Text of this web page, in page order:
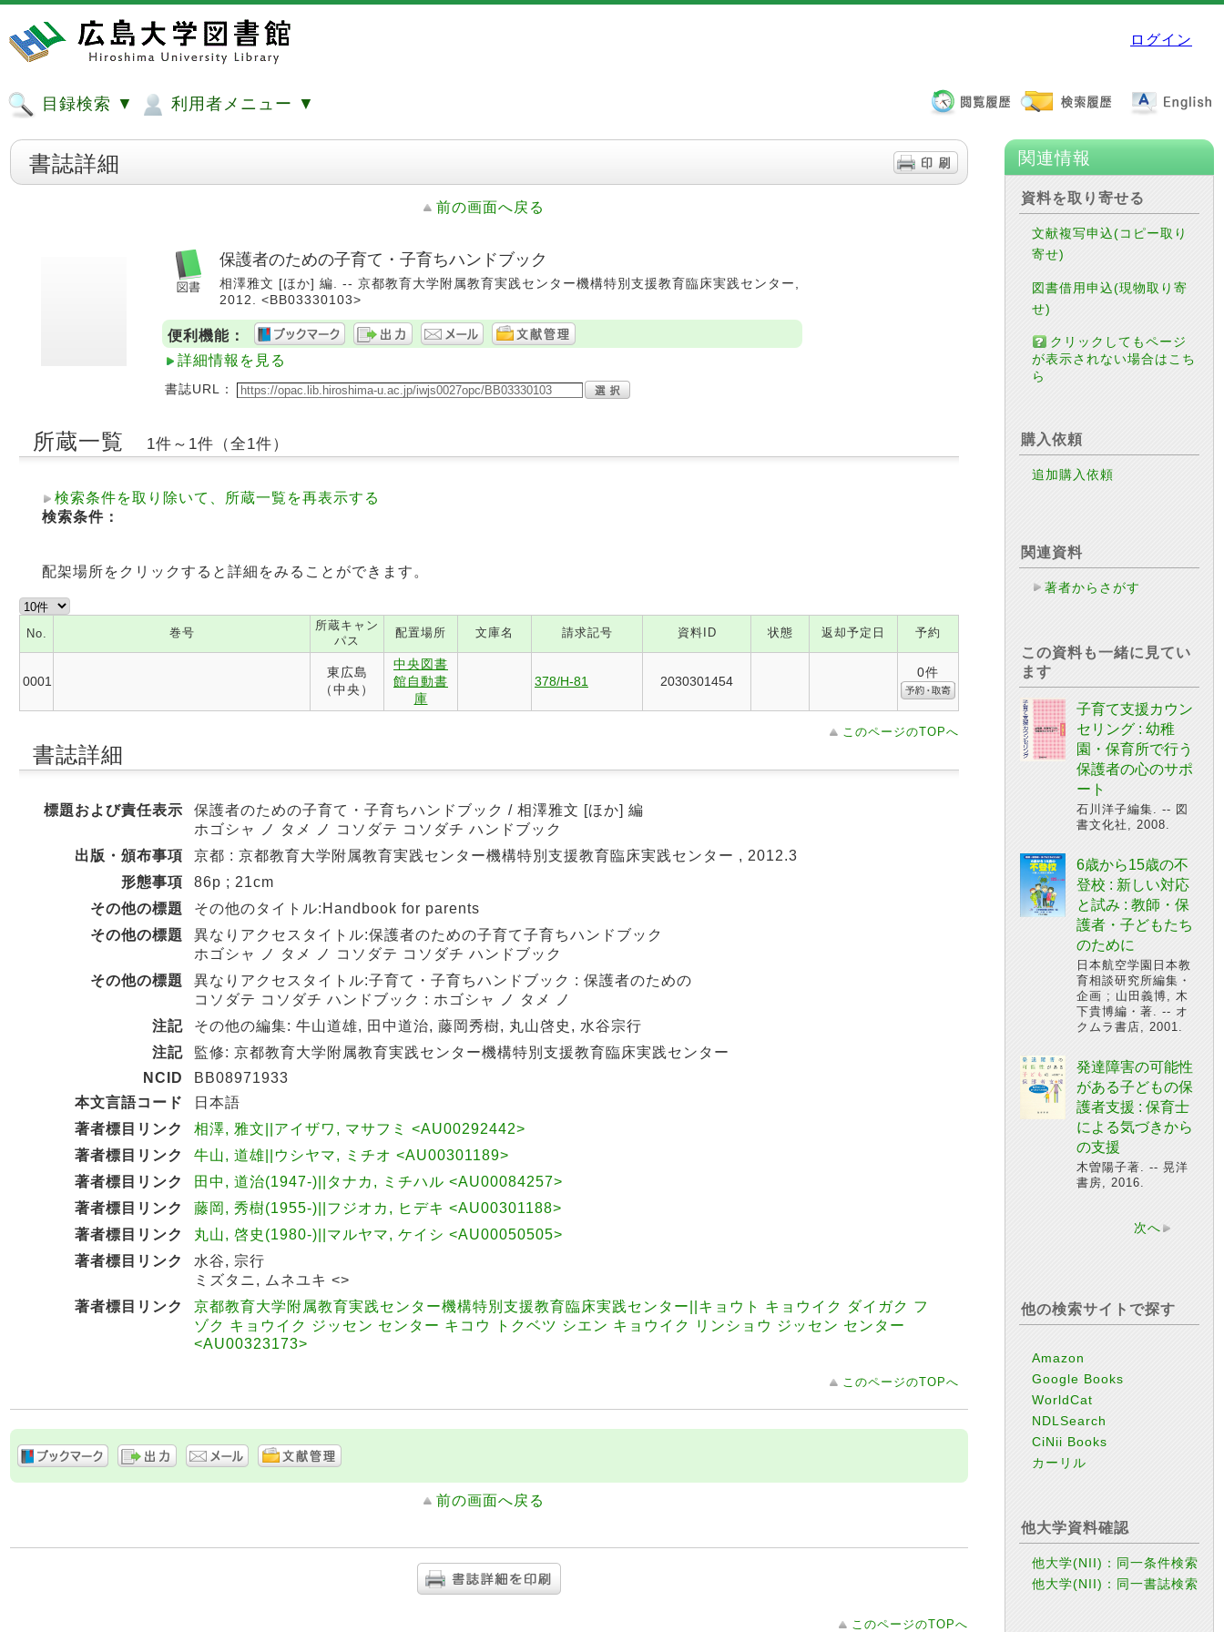
ログイン
目録検索 ▼ 利用者メニュー ▼
書誌詳細
前の画面へ戻る
保護者のための子育て・子育ちハンドブック
相澤雅文 [ほか] 編. -- 京都教育大学附属教育実践センター機構特別支援教育臨床実践センター,
2012. <BB03330103>
便利機能：
詳細情報を見る
書誌URL：
所蔵一覧 1件～1件（全1件）
検索条件を取り除いて、所蔵一覧を再表示する
検索条件：
配架場所をクリックすると詳細をみることができます。
No. 巻号
所蔵キャン
パス
配置場所 文庫名 請求記号 資料ID 状態 返却予定日 予約
0001
東広島
（中央）
中央図書
館自動書
庫
378/H-81 2030301454
0件
このページのTOPへ
書誌詳細
標題および責任表示
保護者のための子育て・子育ちハンドブック / 相澤雅文 [ほか] 編
ホゴシャ ノ タメ ノ コソダテ コソダチ ハンドブック
出版・頒布事項
京都 : 京都教育大学附属教育実践センター機構特別支援教育臨床実践センター , 2012.3
形態事項
86p ; 21cm
その他の標題
その他のタイトル:Handbook for parents
その他の標題
異なりアクセスタイトル:保護者のための子育て子育ちハンドブック
ホゴシャ ノ タメ ノ コソダテ コソダチ ハンドブック
その他の標題
異なりアクセスタイトル:子育て・子育ちハンドブック : 保護者のための
コソダテ コソダチ ハンドブック : ホゴシャ ノ タメ ノ
注記
その他の編集: 牛山道雄, 田中道治, 藤岡秀樹, 丸山啓史, 水谷宗行
注記
監修: 京都教育大学附属教育実践センター機構特別支援教育臨床実践センター
NCID
BB08971933
本文言語コード
日本語
著者標目リンク
相澤, 雅文||アイザワ, マサフミ <AU00292442>
著者標目リンク
牛山, 道雄||ウシヤマ, ミチオ <AU00301189>
著者標目リンク
田中, 道治(1947-)||タナカ, ミチハル <AU00084257>
著者標目リンク
藤岡, 秀樹(1955-)||フジオカ, ヒデキ <AU00301188>
著者標目リンク
丸山, 啓史(1980-)||マルヤマ, ケイシ <AU00050505>
著者標目リンク
水谷, 宗行
ミズタニ, ムネユキ <>
著者標目リンク
京都教育大学附属教育実践センター機構特別支援教育臨床実践センター||キョウト キョウイク ダイガク フ
ゾク キョウイク ジッセン センター キコウ トクベツ シエン キョウイク リンショウ ジッセン センター
<AU00323173>
このページのTOPへ
前の画面へ戻る
このページのTOPへ
関連情報
資料を取り寄せる
文献複写申込(コピー取り
寄せ)
図書借用申込(現物取り寄
せ)
クリックしてもページ
が表示されない場合はこち
ら
購入依頼
追加購入依頼
関連資料
著者からさがす
この資料も一緒に見てい
ます
子育て支援カウン
セリング : 幼稚
園・保育所で行う
保護者の心のサポ
ート
石川洋子編集. -- 図
書文化社, 2008.
6歳から15歳の不
登校 : 新しい対応
と試み : 教師・保
護者・子どもたち
のために
日本航空学園日本教
育相談研究所編集・
企画 ; 山田義博, 木
下貴博編・著. -- オ
クムラ書店, 2001.
発達障害の可能性
がある子どもの保
護者支援 : 保育士
による気づきから
の支援
木曽陽子著. -- 晃洋
書房, 2016.
次へ
他の検索サイトで探す
Amazon
Google Books
WorldCat
NDLSearch
CiNii Books
カーリル
他大学資料確認
他大学(NII)：同一条件検索
他大学(NII)：同一書誌検索